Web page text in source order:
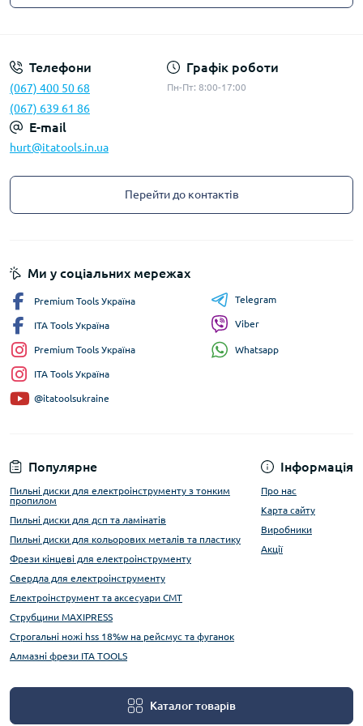
Телефони
(067) 400 50 68
(067) 639 61 86
Графік роботи
Пн-Пт: 8:00-17:00
E-mail
hurt@itatools.in.ua
Перейти до контактів
Популярне
Пильні диски для електроінструменту з тонким
пропилом
Пильні диски для дсп та ламінатів
Пильні диски для кольорових металів та пластику
Фрези кінцеві для електроінструменту
Свердла для електроінструменту
Електроінструмент та аксесуари CMT
Струбцини MAXIPRESS
Строгальні ножі hss 18%w на рейсмус та фуганок
Алмазні фрези ITA TOOLS
Інформація
Про нас
Карта сайту
Виробники
Акції
Каталог товарів
Ми у соціальних мережах
Premium Tools Україна
ITA Tools Україна
Premium Tools Україна
ITA Tools Україна
@itatoolsukraine
Telegram
Viber
Whatsapp